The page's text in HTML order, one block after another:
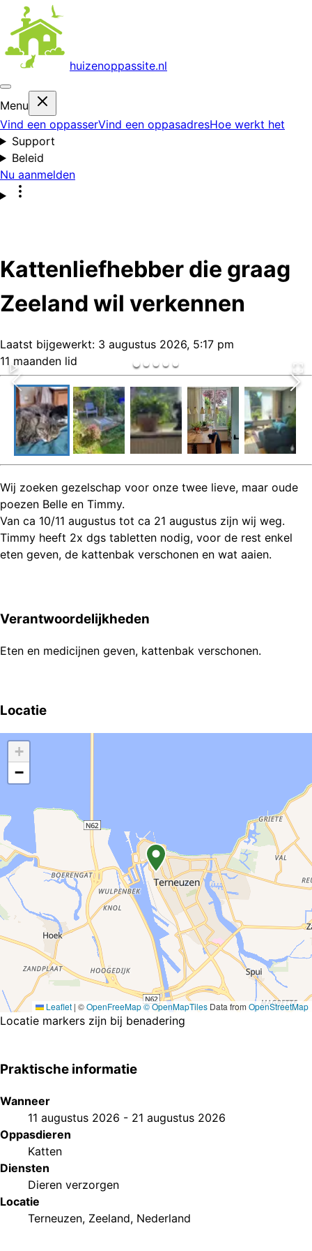
huizenoppassite.nl
Menu
Vind een oppasserVind een oppasadresHoe werkt het
Support
Beleid
Nu aanmelden
Kattenliefhebber die graag
Zeeland wil verkennen
Laatst bijgewerkt: 3 augustus 2026, 5:17 pm
11 maanden lid
Wij zoeken gezelschap voor onze twee lieve, maar oude
poezen Belle en Timmy.
Van ca 10/11 augustus tot ca 21 augustus zijn wij weg.
Timmy heeft 2x dgs tabletten nodig, voor de rest enkel
eten geven, de kattenbak verschonen en wat aaien.
Verantwoordelijkheden
Eten en medicijnen geven, kattenbak verschonen.
Locatie
+
−
Leaflet | ©OpenFreeMap© OpenMapTiles Data from OpenStreetMap
Locatie markers zijn bij benadering
Praktische informatie
Wanneer
11 augustus 2026 - 21 augustus 2026
Oppasdieren
Katten
Diensten
Dieren verzorgen
Locatie
Terneuzen, Zeeland, Nederland